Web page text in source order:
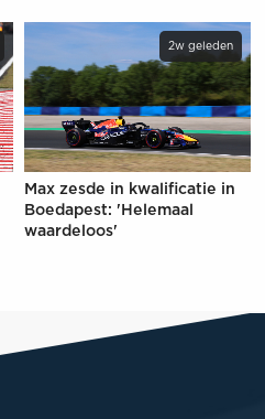
2w geleden
Max zesde in kwalificatie in
Boedapest: 'Helemaal
waardeloos'